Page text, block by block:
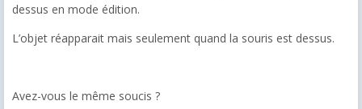
dessus en mode édition.
L’objet réapparait mais seulement quand la souris est dessus.
Avez-vous le même soucis ?